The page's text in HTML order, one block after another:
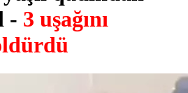
- 3 uşağını